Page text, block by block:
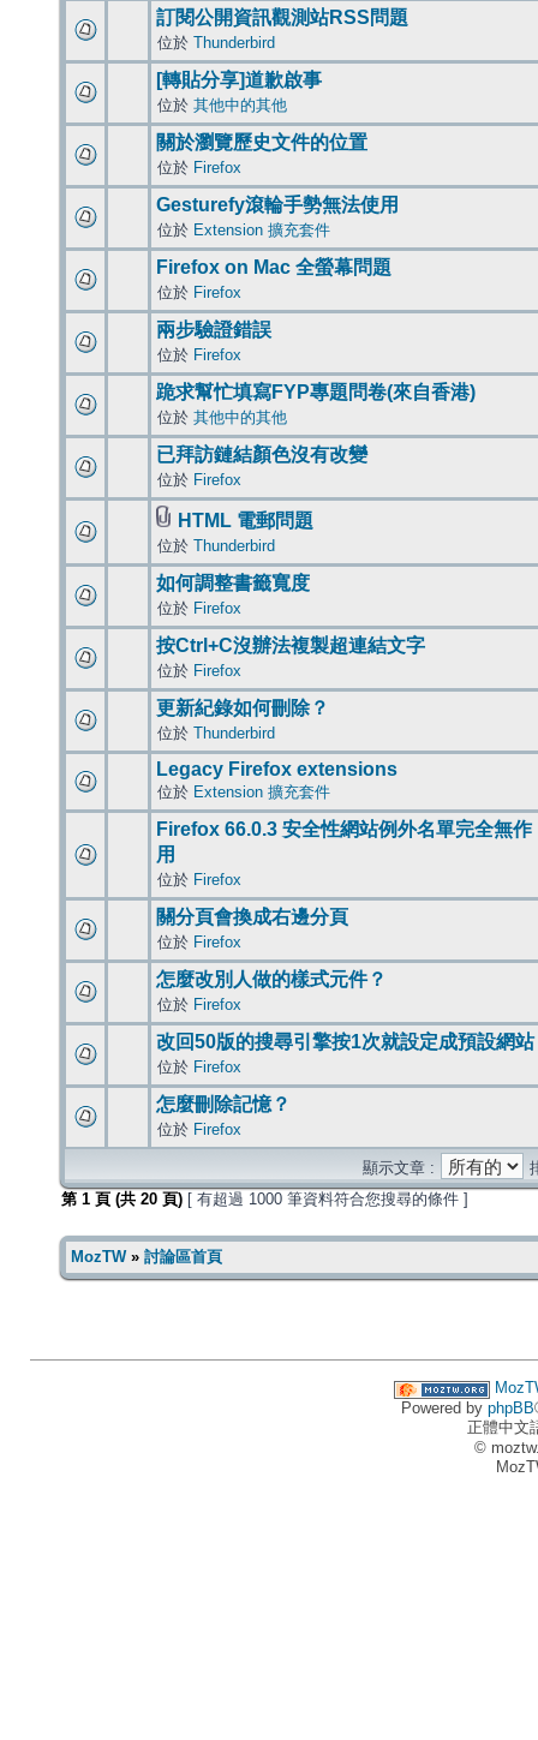
訂閱公開資訊觀測站RSS問題
位於 Thunderbird
[轉貼分享]道歉啟事
位於 其他中的其他
關於瀏覽歷史文件的位置
位於 Firefox
Gesturefy滾輪手勢無法使用
位於 Extension 擴充套件
Firefox on Mac 全螢幕問題
位於 Firefox
兩步驗證錯誤
位於 Firefox
跪求幫忙填寫FYP專題問卷(來自香港)
位於 其他中的其他
已拜訪鏈結顏色沒有改變
位於 Firefox
HTML 電郵問題
位於 Thunderbird
如何調整書籤寬度
位於 Firefox
按Ctrl+C沒辦法複製超連結文字
位於 Firefox
更新紀錄如何刪除？
位於 Thunderbird
Legacy Firefox extensions
位於 Extension 擴充套件
Firefox 66.0.3 安全性網站例外名單完全無作
用
位於 Firefox
關分頁會換成右邊分頁
位於 Firefox
怎麼改別人做的樣式元件？
位於 Firefox
改回50版的搜尋引擎按1次就設定成預設網站
位於 Firefox
怎麼刪除記憶？
位於 Firefox
顯示文章 :
第 1 頁 (共 20 頁) [ 有超過 1000 筆資料符合您搜尋的條件 ]
MozTW» 討論區首頁
Powered by phpBB
正體中文
©